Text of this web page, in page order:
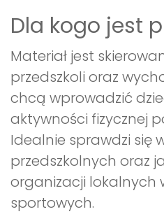
Dla kogo jest
Materiał jest
przedszkoli oraz
chcą wprowadzić
aktywności fizycznej
Idealnie sprawdzi się
przedszkolnych oraz
organizacji lokalnych
sportowych.